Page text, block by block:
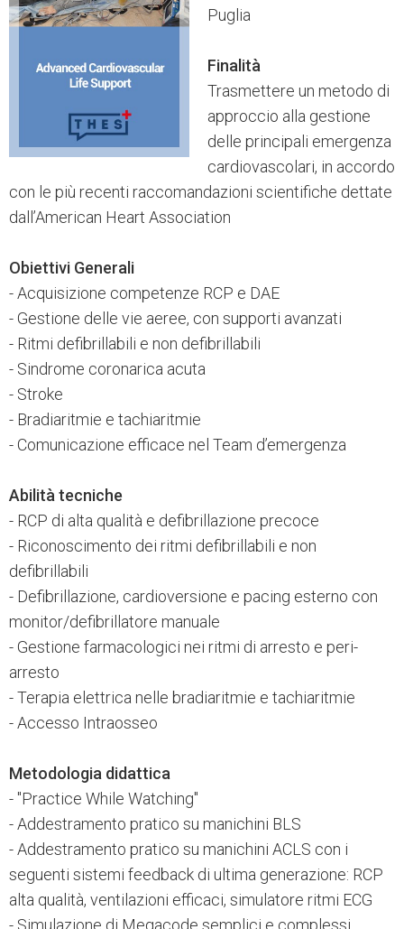
Puglia
Finalità
Trasmettere un metodo di
approccio alla gestione
delle principali emergenza
cardiovascolari, in accordo
con le più recenti raccomandazioni scientifiche dettate
dall’American Heart Association
Obiettivi Generali
- Acquisizione competenze RCP e DAE
- Gestione delle vie aeree, con supporti avanzati
- Ritmi defibrillabili e non defibrillabili
- Sindrome coronarica acuta
- Stroke
- Bradiaritmie e tachiaritmie
- Comunicazione efficace nel Team d’emergenza
Abilità tecniche
- RCP di alta qualità e defibrillazione precoce
- Riconoscimento dei ritmi defibrillabili e non
defibrillabili
- Defibrillazione, cardioversione e pacing esterno con
monitor/defibrillatore manuale
- Gestione farmacologici nei ritmi di arresto e peri-
arresto
- Terapia elettrica nelle bradiaritmie e tachiaritmie
- Accesso Intraosseo
Metodologia didattica
- "Practice While Watching"
- Addestramento pratico su manichini BLS
- Addestramento pratico su manichini ACLS con i
seguenti sistemi feedback di ultima generazione: RCP
alta qualità, ventilazioni efficaci, simulatore ritmi ECG
- Simulazione di Megacode semplici e complessi